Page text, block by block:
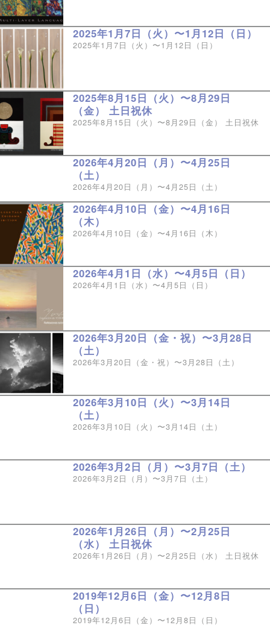
2025年1月7日（火）〜1月12日（日）
2025年1月7日（火）〜1月12日（日）
2025年8月15日（火）〜8月29日
（金） 土日祝休
2025年8月15日（火）〜8月29日（金） 土日祝休
2026年4月20日（月）〜4月25日
（土）
2026年4月20日（月）〜4月25日（土）
2026年4月10日（金）〜4月16日
（木）
2026年4月10日（金）〜4月16日（木）
2026年4月1日（水）〜4月5日（日）
2026年4月1日（水）〜4月5日（日）
2026年3月20日（金・祝）〜3月28日
（土）
2026年3月20日（金・祝）〜3月28日（土）
2026年3月10日（火）〜3月14日
（土）
2026年3月10日（火）〜3月14日（土）
2026年3月2日（月）〜3月7日（土）
2026年3月2日（月）〜3月7日（土）
2026年1月26日（月）〜2月25日
（水） 土日祝休
2026年1月26日（月）〜2月25日（水） 土日祝休
2019年12月6日（金）〜12月8日
（日）
2019年12月6日（金）〜12月8日（日）